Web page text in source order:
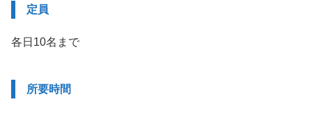
定員
各日10名まで
所要時間